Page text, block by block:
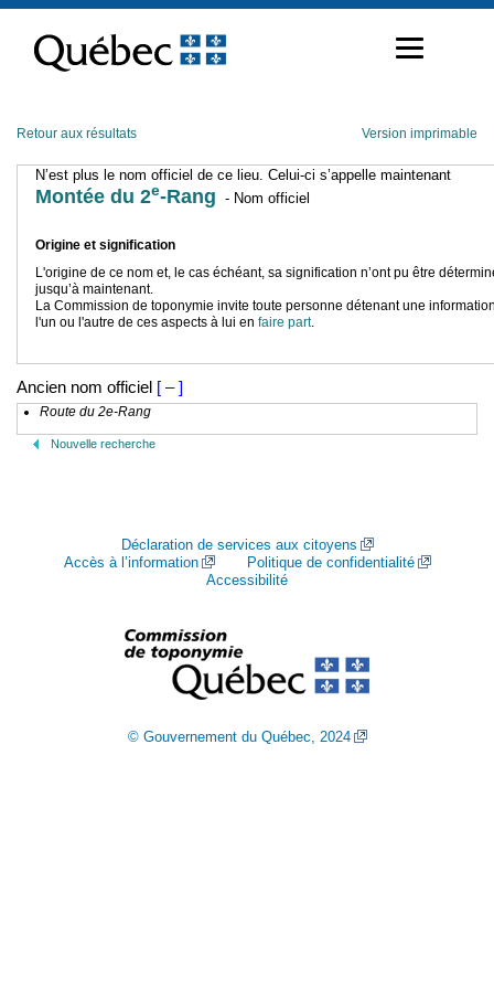
contenu
Retour aux résultats Version imprimable
N’est plus le nom officiel de ce lieu. Celui-ci s’appelle maintenant
Montée du 2e-Rang - Nom officiel
Origine et signification
L'origine de ce nom et, le cas échéant, sa signification n’ont pu être
jusqu’à maintenant.
La Commission de toponymie invite toute personne détenant une
l'un ou l'autre de ces aspects à lui en faire part.
Ancien nom officiel [ – ]
Route du 2e-Rang
Nouvelle recherche
Déclaration de services aux citoyens
Accès à l’information
Politique de confidentialité
Accessibilité
© Gouvernement du Québec, 2024